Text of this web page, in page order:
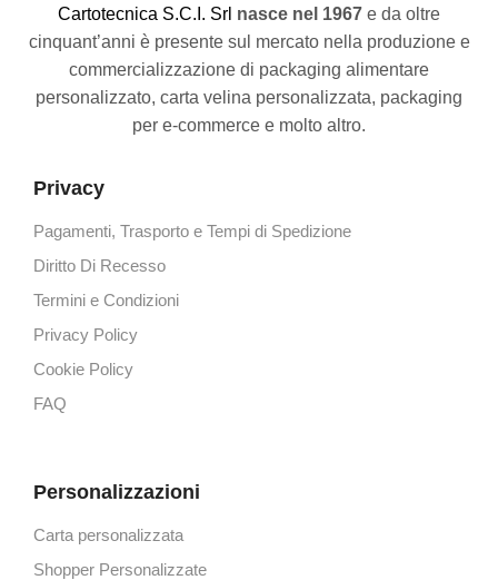
Cartotecnica S.C.I. Srl nasce nel 1967 e da oltre
cinquant’anni è presente sul mercato nella produzione e
commercializzazione di packaging alimentare
personalizzato, carta velina personalizzata, packaging
per e-commerce e molto altro.
Privacy
Pagamenti, Trasporto e Tempi di Spedizione
Diritto Di Recesso
Termini e Condizioni
Privacy Policy
Cookie Policy
FAQ
Personalizzazioni
Carta personalizzata
Shopper Personalizzate